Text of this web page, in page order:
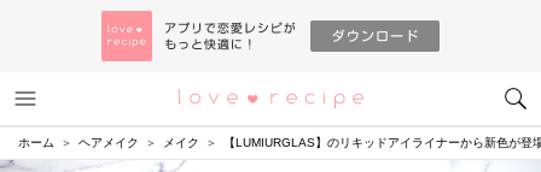
恋愛レシピ
ホーム ヘアメイク メイク 【LUMIURGLAS】のリキッドアイライナーから新色が